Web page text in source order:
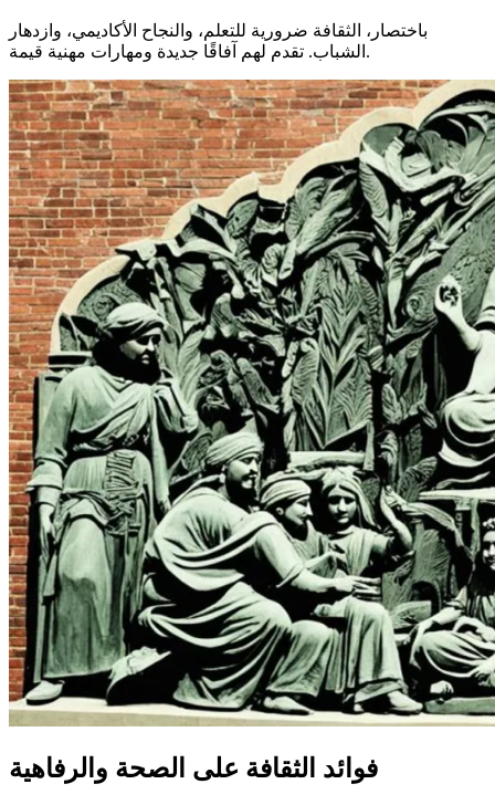
باختصار، الثقافة ضرورية للتعلم، والنجاح الأكاديمي، وازدهار
الشباب. تقدم لهم آفاقًا جديدة ومهارات مهنية قيمة.
فوائد الثقافة على الصحة والرفاهية